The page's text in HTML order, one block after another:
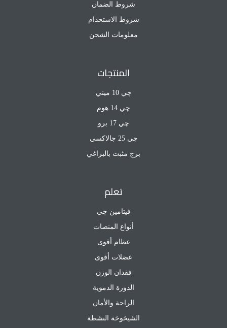
شروط الضمان
شروط الاستخدام
معلومات الشحن
المنتجات
چي 10 ميني
چي 14 هوم
چي 17 برو
چي 25 جالاكسي
برج مثبت بالبراغي
تعلم
فيتامين چي
أنواع المنصات
عظام أقوى
عضلات أقوى
فقدان الوزن
الدورة الدموية
الراحة والأمان
الشيخوخة النشطة